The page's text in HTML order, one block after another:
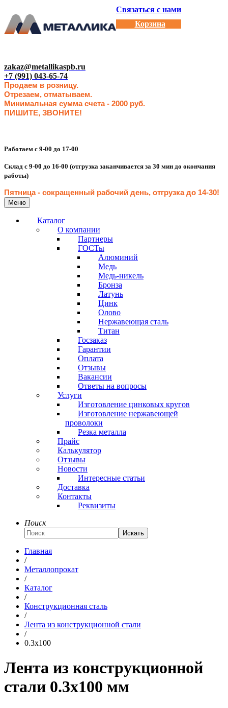
Связаться с нами
Корзина
zakaz@metallikaspb.ru
+7 (991) 043-65-74
Продаем в розницу.
Отрезаем, отматываем.
Минимальная сумма счета - 2000 руб.
ПИШИТЕ, ЗВОНИТЕ!
Работаем с 9-00 до 17-00
Склад с 9-00 до 16-00 (отгрузка заканчивается за 30 мин до окончания
работы)
Пятница - сокращенный рабочий день, отгрузка до 14-30!
Меню
Каталог
О компании
Партнеры
ГОСТы
Алюминий
Медь
Медь-никель
Бронза
Латунь
Цинк
Олово
Нержавеющая сталь
Титан
Госзаказ
Гарантии
Оплата
Отзывы
Вакансии
Ответы на вопросы
Услуги
Изготовление цинковых кругов
Изготовление нержавеющей
проволоки
Резка металла
Прайс
Калькулятор
Отзывы
Новости
Интересные статьи
Доставка
Контакты
Реквизиты
Поиск
Искать
Главная
/
Металлопрокат
/
Каталог
/
Конструкционная сталь
/
Лента из конструкционной стали
/
0.3x100
Лента из конструкционной
стали 0.3x100 мм